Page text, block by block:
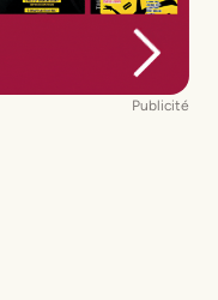
Publicité